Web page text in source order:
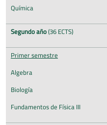
Química
Segundo año(36 ECTS)
Primer semestre
Algebra
Biología
Fundamentos de Física III